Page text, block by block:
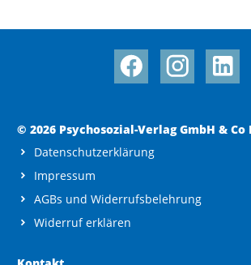
© 2026 Psychosozial-Verlag GmbH & Co
Datenschutzerklärung
Impressum
AGBs und Widerrufsbelehrung
Widerruf erklären